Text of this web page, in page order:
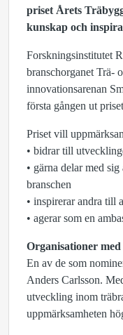
priset Årets
kunskap och
Forskningsinstitutet
branschorganet Trä-
innovationsarenan
första gången ut
Priset vill
• bidrar till
• gärna delar med
branschen
• inspirerar andra till
• agerar som en
Organisationer
En av de som
Anders Carlsson.
utveckling inom
uppmärksamheten